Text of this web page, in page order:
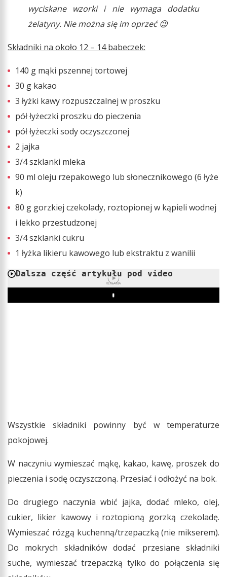
wyciskane wzorki i nie wymaga dodatku
żelatyny. Nie można się im oprzeć 😉
Składniki na około 12 – 14 babeczek:
140 g mąki pszennej tortowej
30 g kakao
3 łyżki kawy rozpuszczalnej w proszku
pół łyżeczki proszku do pieczenia
pół łyżeczki sody oczyszczonej
2 jajka
3/4 szklanki mleka
90 ml oleju rzepakowego lub słonecznikowego (6 łyże
k)
80 g gorzkiej czekolady, roztopionej w kąpieli wodnej
i lekko przestudzonej
3/4 szklanki cukru
1 łyżka likieru kawowego lub ekstraktu z wanilii
Dalsza część artykułu pod video
REKLAMA
Play
Wszystkie składniki powinny być w temperaturze
pokojowej.
W naczyniu wymieszać mąkę, kakao, kawę, proszek do
pieczenia i sodę oczyszczoną. Przesiać i odłożyć na bok.
Do drugiego naczynia wbić jajka, dodać mleko, olej,
cukier, likier kawowy i roztopioną gorzką czekoladę.
Wymieszać rózgą kuchenną/trzepaczką (nie mikserem).
Do mokrych składników dodać przesiane składniki
suche, wymieszać trzepaczką tylko do połączenia się